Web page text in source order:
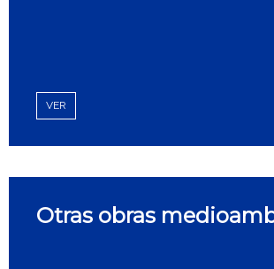
VER
Otras obras